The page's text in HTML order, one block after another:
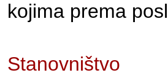
kojima prema
Stanovništvo